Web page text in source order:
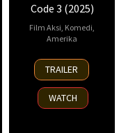
Code 3 (2025)
Film Aksi Komedi
Amerika
12
Sep
2025
Christopher
Leone
TRAILER
WATCH